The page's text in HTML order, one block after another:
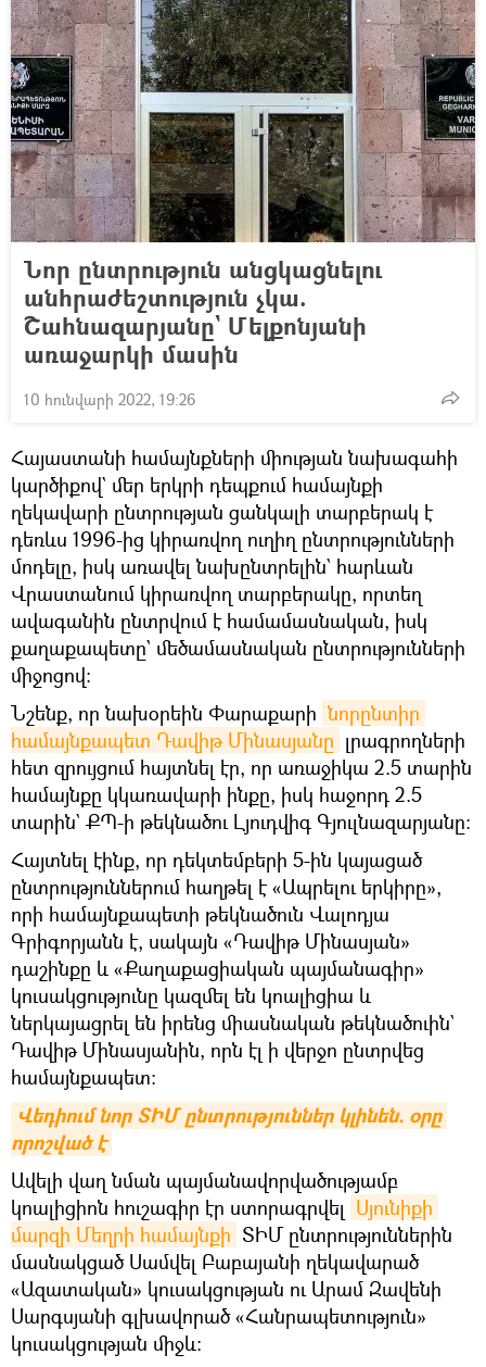
Նոր ընտրություն անցկացնելու
անհրաժեշտություն չկա.
Շահնազարյանը` Մելքոնյանի
առաջարկի մասին
10 հունվարի 2022, 19:26
Հայաստանի համայնքների միության նախագահի
կարծիքով` մեր երկրի դեպքում համայնքի
ղեկավարի ընտրության ցանկալի տարբերակ է
դեռևս 1996-ից կիրառվող ուղիղ ընտրությունների
մոդելը, իսկ առավել նախընտրելին` հարևան
Վրաստանում կիրառվող տարբերակը, որտեղ
ավագանին ընտրվում է համամասնական, իսկ
քաղաքապետը` մեծամասնական ընտրությունների
միջոցով։
Նշենք, որ նախօրեին Փարաքարի նորընտիր
համայնքապետ Դավիթ Մինասյանը լրագրողների
հետ զրույցում հայտնել էր, որ առաջիկա 2.5 տարին
համայնքը կկառավարի ինքը, իսկ հաջորդ 2.5
տարին` ՔՊ-ի թեկնածու Լյուդվիգ Գյուլնազարյանը։
Հայտնել էինք, որ դեկտեմբերի 5-ին կայացած
ընտրություններում հաղթել է «Ապրելու երկիրը»,
որի համայնքապետի թեկնածուն Վալոդյա
Գրիգորյանն է, սակայն «Դավիթ Մինասյան»
դաշինքը և «Քաղաքացիական պայմանագիր»
կուսակցությունը կազմել են կոալիցիա և
ներկայացրել են իրենց միասնական թեկնածուին`
Դավիթ Մինասյանին, որն էլ ի վերջո ընտրվեց
համայնքապետ։
Վեդիում նոր ՏԻՄ ընտրություններ կլինեն. օրը
որոշված է
Ավելի վաղ նման պայմանավորվածությամբ
կոալիցիոն հուշագիր էր ստորագրվել Սյունիքի
մարզի Մեղրի համայնքի ՏԻՄ ընտրություններին
մասնակցած Սամվել Բաբայանի ղեկավարած
«Ազատական» կուսակցության ու Արամ Զավենի
Սարգսյանի գլխավորած «Հանրապետություն»
կուսակցության միջև։